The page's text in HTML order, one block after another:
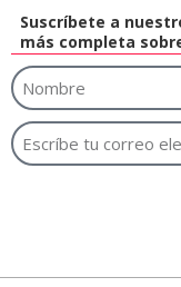
Suscríbete a
más completa